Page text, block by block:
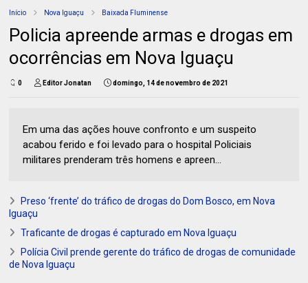
Início Nova Iguaçu Baixada Fluminense
Policia apreende armas e drogas em
ocorrências em Nova Iguaçu
0 Editor Jonatan domingo, 14 de novembro de 2021
Em uma das ações houve confronto e um suspeito
acabou ferido e foi levado para o hospital Policiais
militares prenderam três homens e apreen...
Preso ‘frente’ do tráfico de drogas do Dom Bosco, em Nova
Iguaçu
Traficante de drogas é capturado em Nova Iguaçu
Polícia Civil prende gerente do tráfico de drogas de comunidade
de Nova Iguaçu